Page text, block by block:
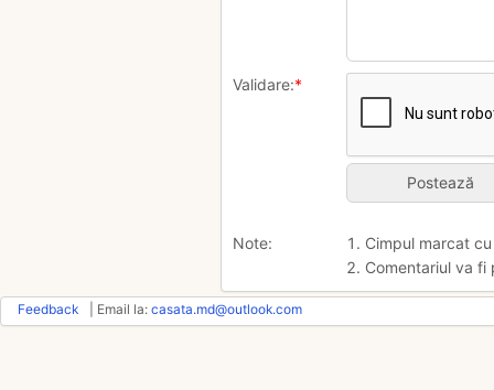
Validare:*
Note:
1. Cimpul marcat
2. Comentariul va
Feedback | Email la: casata.md@outlook.com